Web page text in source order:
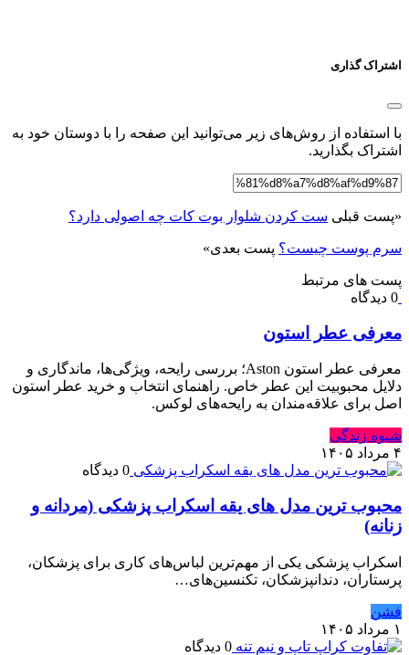
اشتراک گذاری
با استفاده از روش‌های زیر می‌توانید این صفحه را با دوستان خود به
اشتراک بگذارید.
«پست قبلی ست کردن شلوار بوت کات چه اصولی دارد؟
سرم پوست چیست؟ پست بعدی»
پست های مرتبط
0 دیدگاه
معرفی عطر استون
معرفی عطر استون Aston؛ بررسی رایحه، ویژگی‌ها، ماندگاری و
دلایل محبوبیت این عطر خاص. راهنمای انتخاب و خرید عطر استون
اصل برای علاقه‌مندان به رایحه‌های لوکس.
شیوه زندگی
۴ مرداد ۱۴۰۵
0 دیدگاه
محبوب ترین مدل های یقه اسکراب پزشکی (مردانه و
زنانه)
اسکراب پزشکی یکی از مهم‌ترین لباس‌های کاری برای پزشکان،
پرستاران، دندانپزشکان، تکنسین‌های…
فشن
۱ مرداد ۱۴۰۵
0 دیدگاه